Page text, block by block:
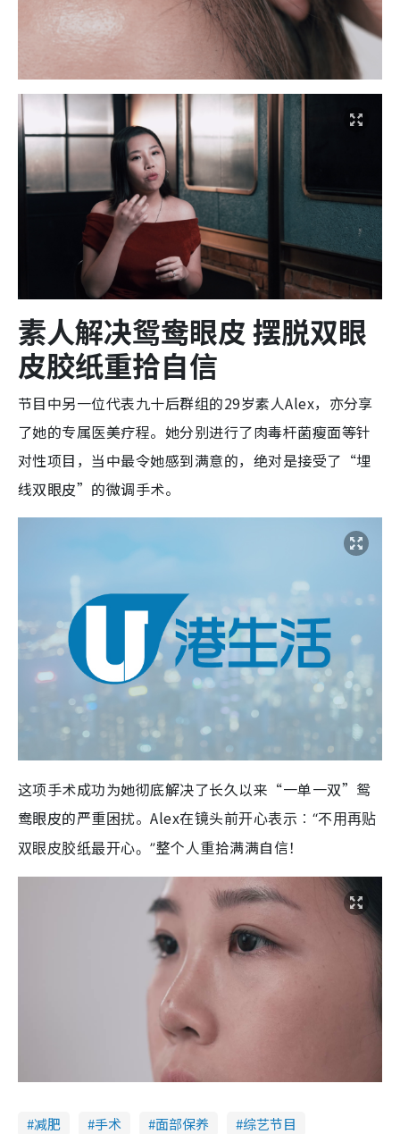
素人解决鸳鸯眼皮 摆脱双眼
皮胶纸重拾自信
节目中另一位代表九十后群组的29岁素人Alex，亦分享
了她的专属医美疗程。她分别进行了肉毒杆菌瘦面等针
对性项目，当中最令她感到满意的，绝对是接受了“埋
线双眼皮”的微调手术。
这项手术成功为她彻底解决了长久以来“一单一双”鸳
鸯眼皮的严重困扰。Alex在镜头前开心表示︰“不用再贴
双眼皮胶纸最开心。”整个人重拾满满自信！
减肥 手术 面部保养 综艺节目